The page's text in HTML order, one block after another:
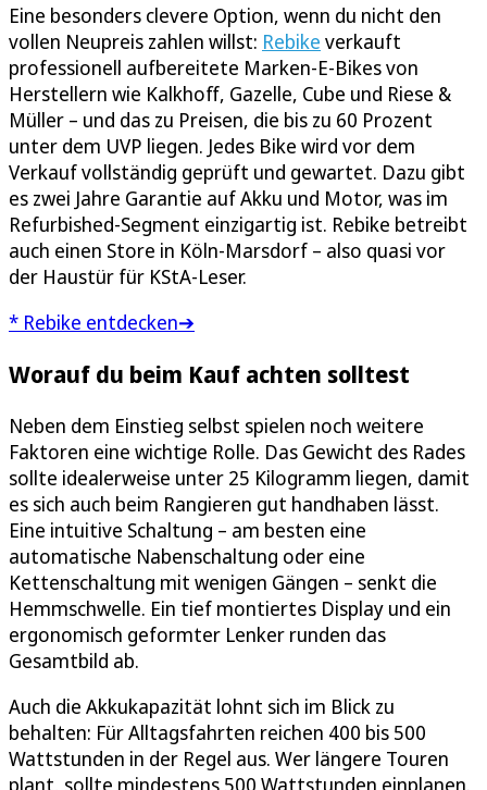
Eine besonders clevere Option, wenn du nicht den
vollen Neupreis zahlen willst: Rebike verkauft
professionell aufbereitete Marken-E-Bikes von
Herstellern wie Kalkhoff, Gazelle, Cube und Riese &
Müller – und das zu Preisen, die bis zu 60 Prozent
unter dem UVP liegen. Jedes Bike wird vor dem
Verkauf vollständig geprüft und gewartet. Dazu gibt
es zwei Jahre Garantie auf Akku und Motor, was im
Refurbished-Segment einzigartig ist. Rebike betreibt
auch einen Store in Köln-Marsdorf – also quasi vor
der Haustür für KStA-Leser.
* Rebike entdecken➔
Worauf du beim Kauf achten solltest
Neben dem Einstieg selbst spielen noch weitere
Faktoren eine wichtige Rolle. Das Gewicht des Rades
sollte idealerweise unter 25 Kilogramm liegen, damit
es sich auch beim Rangieren gut handhaben lässt.
Eine intuitive Schaltung – am besten eine
automatische Nabenschaltung oder eine
Kettenschaltung mit wenigen Gängen – senkt die
Hemmschwelle. Ein tief montiertes Display und ein
ergonomisch geformter Lenker runden das
Gesamtbild ab.
Auch die Akkukapazität lohnt sich im Blick zu
behalten: Für Alltagsfahrten reichen 400 bis 500
Wattstunden in der Regel aus. Wer längere Touren
plant, sollte mindestens 500 Wattstunden einplanen.